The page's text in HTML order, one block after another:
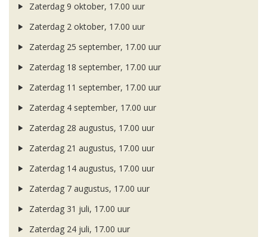
Zaterdag 9 oktober, 17.00 uur
Zaterdag 2 oktober, 17.00 uur
Zaterdag 25 september, 17.00 uur
Zaterdag 18 september, 17.00 uur
Zaterdag 11 september, 17.00 uur
Zaterdag 4 september, 17.00 uur
Zaterdag 28 augustus, 17.00 uur
Zaterdag 21 augustus, 17.00 uur
Zaterdag 14 augustus, 17.00 uur
Zaterdag 7 augustus, 17.00 uur
Zaterdag 31 juli, 17.00 uur
Zaterdag 24 juli, 17.00 uur